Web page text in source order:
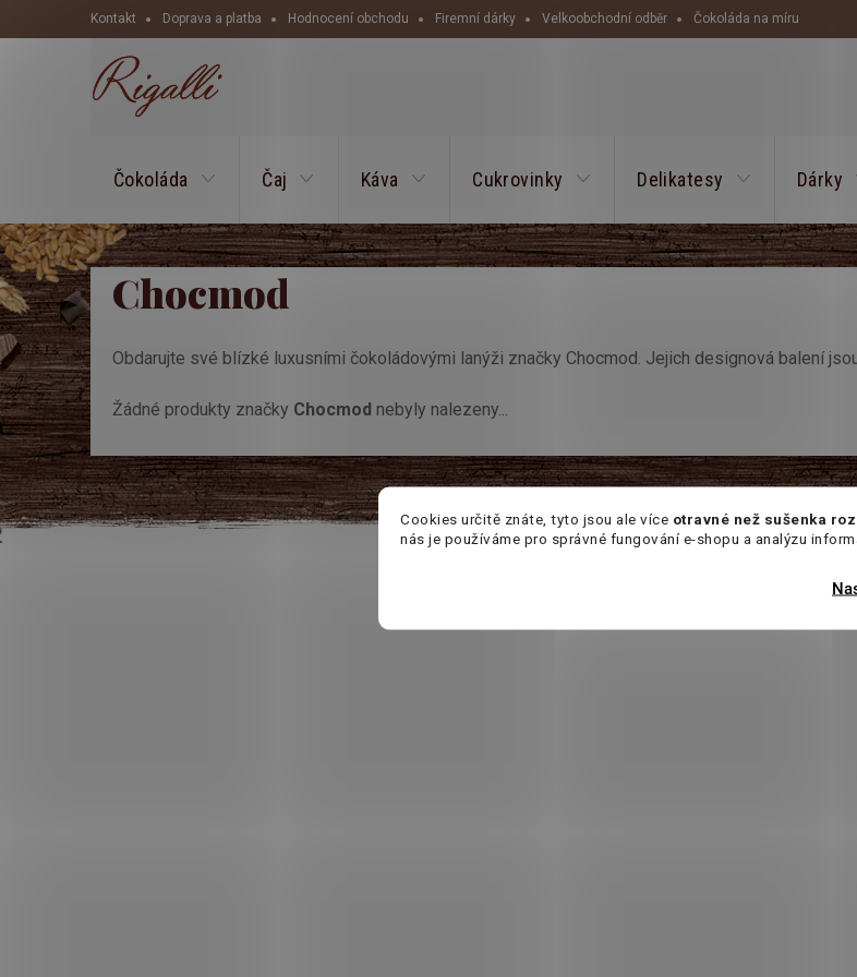
Cookies určitě znáte, tyto jsou ale více otravné než sušenka
nás je používáme pro správné fungování e-shopu a analýzu
na
Kontakt Doprava a platba Hodnocení obchodu Firemní dárky Velkoobchodní odběr Čokoláda na míru
Čokoláda Čaj Káva Cukrovinky Delikatesy Dárky
Chocmod
Obdarujte své blízké luxusními čokoládovými lanýži značky Chocmod. Jejich designová balení
Žádné produkty značky Chocmod nebyly nalezeny...